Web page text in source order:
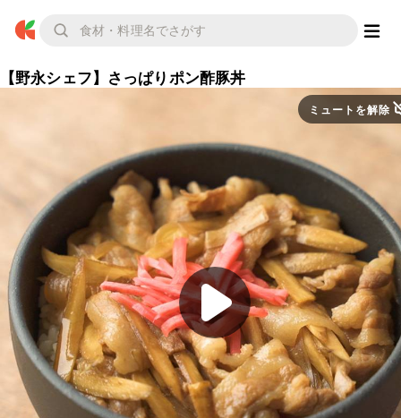
【野永シェフ】さっぱりポン酢豚丼
ミュートを解除